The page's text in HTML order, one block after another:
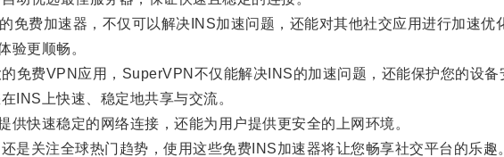
费加速器，不仅可以解决INS加速问题，还能对其他社交应用进行加速优
更顺畅。
费VPN应用，SuperVPN不仅能解决INS的加速问题，还能保护您的设备
上快速、稳定地共享与交流。
快速稳定的网络连接，还能为用户提供更安全的上网环境。
关注全球热门趋势，使用这些免费INS加速器将让您畅享社交平台的乐趣